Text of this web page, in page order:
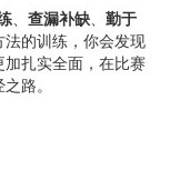
查漏补缺
勤于
法的训练，你会发现
加扎实全面，在比赛
路。